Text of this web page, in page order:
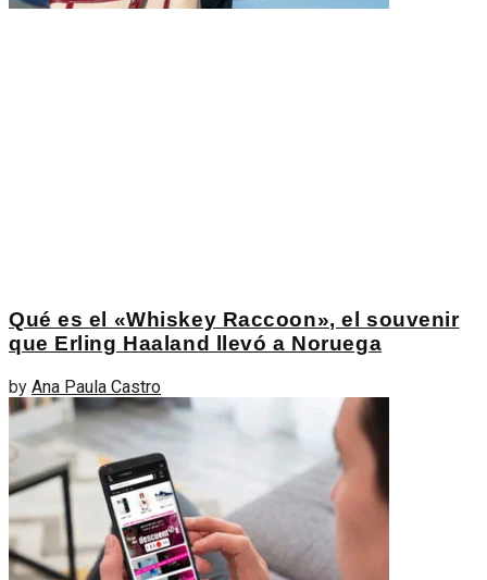
Qué es el «Whiskey Raccoon», el souvenir
que Erling Haaland llevó a Noruega
by Ana Paula Castro